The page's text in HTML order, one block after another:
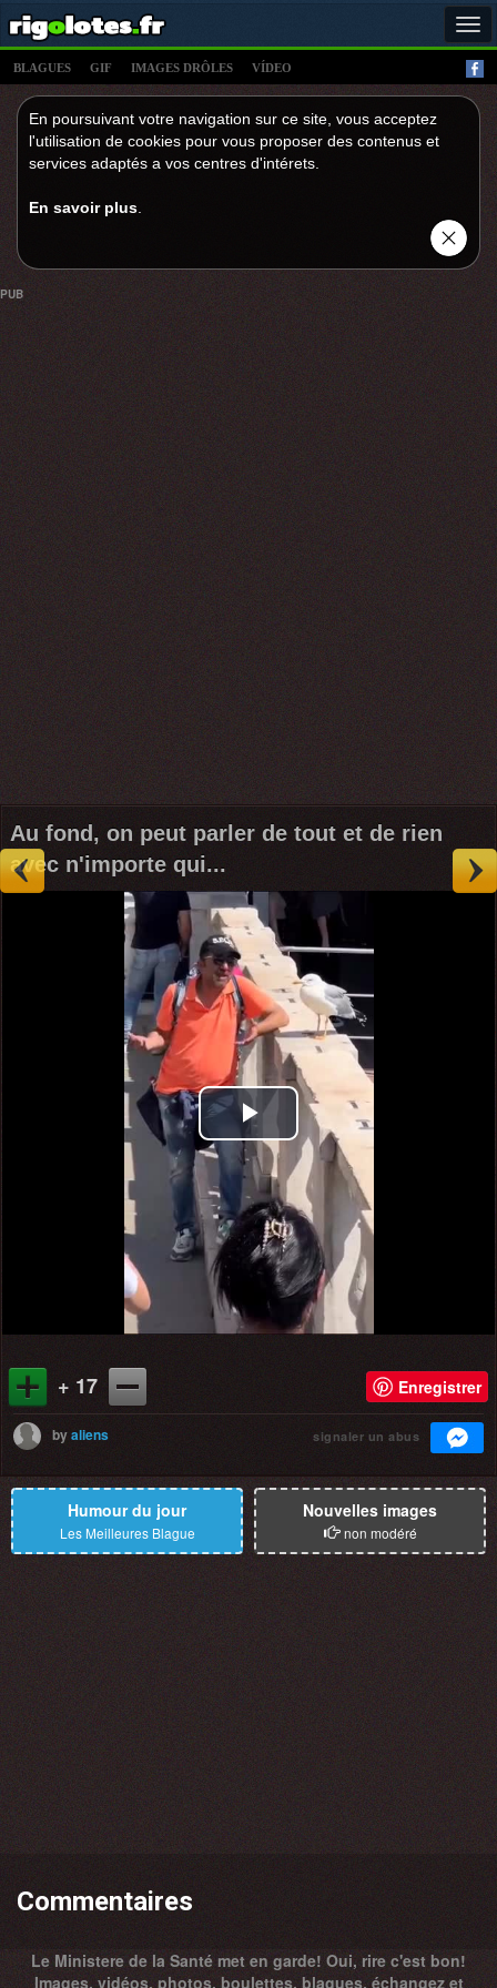
BLAGUES GIF IMAGES DRÔLES VÍDEO
En poursuivant votre navigation sur ce site, vous acceptez
l'utilisation de cookies pour vous proposer des contenus et
services adaptés a vos centres d'intérets.
En savoir plus
PUB
Au fond, on peut parler de tout et de rien
avec n'importe qui...
Play
Video
+ 17 Enregistrer
byaliens signaler un abus
Humour du jour
Les Meilleures Blague
Nouvelles images
non modéré
Commentaires
Le Ministere de la Santé met en garde! Oui, rire c'est bon!
Images, vidéos, photos, boulettes, blagues, échangez et